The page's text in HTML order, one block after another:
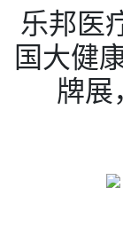
乐邦医
国大健
牌展